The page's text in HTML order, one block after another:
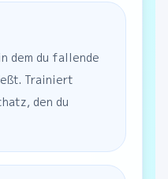
dem du fallende
Trainiert
den du